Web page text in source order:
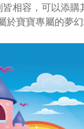
相容，可以添購
寶寶專屬的夢幻